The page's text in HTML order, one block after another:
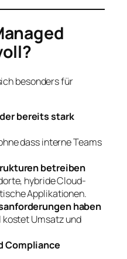
besonders für
bereits stark
dass interne Teams
betreiben
hybride Cloud-
Applikationen.
haben
Umsatz und
Compliance